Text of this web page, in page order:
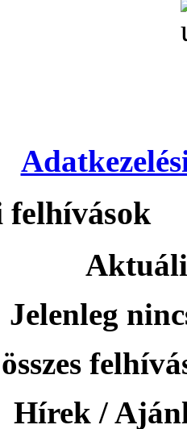
Jelenleg
Hírek /